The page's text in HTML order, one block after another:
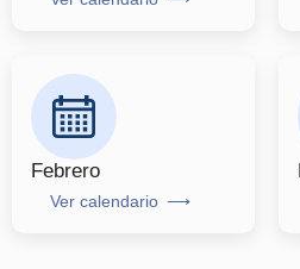
Febrero
Ver calendario